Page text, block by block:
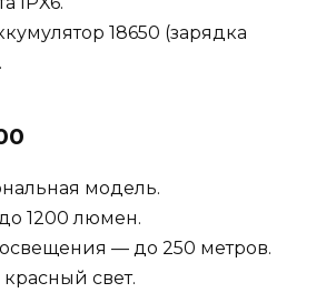
18650 (зарядка
модель.
1200 люмен.
— до 250 метров.
свет.